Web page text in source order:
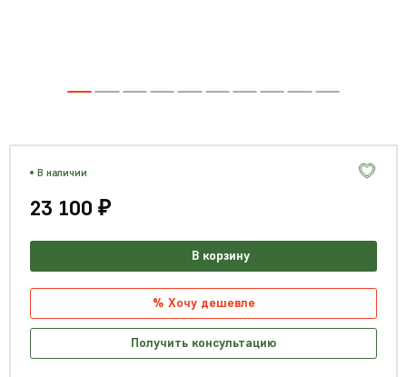
В наличии
23 100 ₽
В корзину
% Хочу дешевле
Получить консультацию